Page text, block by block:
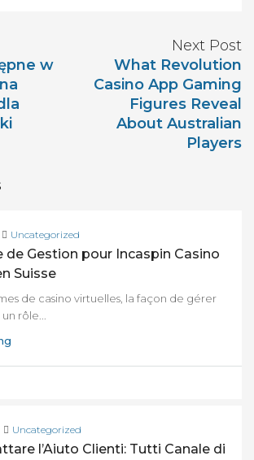
w
Next Post
What Revolution
Casino App Gaming
Figures Reveal
About Australian
Players
Uncategorized
de Gestion pour Incaspin Casino
Suisse
de casino virtuelles, la façon de gérer
rôle...
Uncategorized
l’Aiuto Clienti: Tutti Canale di